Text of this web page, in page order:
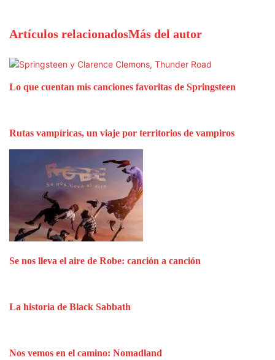
Artículos relacionadosMás del autor
Lo que cuentan mis canciones favoritas de Springsteen
Rutas vampíricas, un viaje por territorios de vampiros
Se nos lleva el aire de Robe: canción a canción
La historia de Black Sabbath
Nos vemos en el camino: Nomadland